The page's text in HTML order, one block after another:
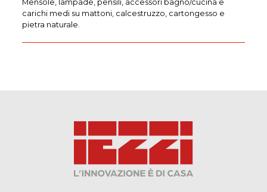
Mensole, lampade, pensili, accessori bagno/cucina e
carichi medi su mattoni, calcestruzzo, cartongesso e
pietra naturale.